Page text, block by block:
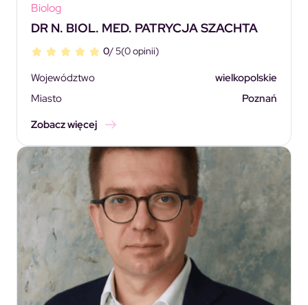
Biolog
DR N. BIOL. MED. PATRYCJA SZACHTA
0/ 5(0 opinii)
Województwo
wielkopolskie
Miasto
Poznań
Zobacz więcej